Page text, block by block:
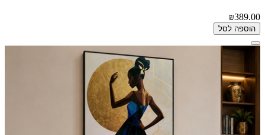
₪389.00
הוספה לסל